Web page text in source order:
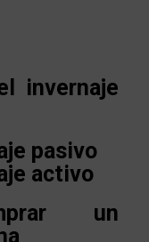
invernaje
pasivo
activo
un